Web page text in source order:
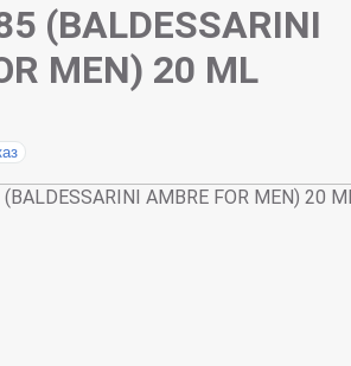
(BALDESSARINI
MEN) 20 ML